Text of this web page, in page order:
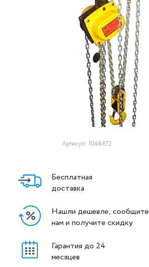
Артикул: 1048672
Бесплатная
доставка
Нашли дешевле, сообщите
нам и получите скидку
Гарантия до 24
месяцев